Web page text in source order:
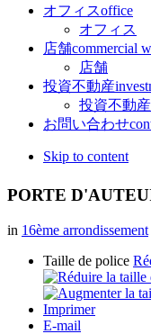
オフィスoffice
オフィス
店舗commercial
店舗
投資不動産
投資不動産
お問い合わせ
Skip to content
PORTE
in 16ème arrondissement
Taille de police
Imprimer
E-mail